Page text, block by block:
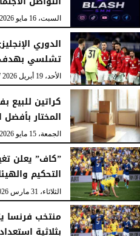
الإثنين، 22 يونيو 2026 12:11 مـالسبت، 16 مايو 2026
الدوري
تشلسي
الأحد، 19 أبريل 2026
المختار بأفضل
الجمعة، 15 مايو 2026
”كاف” يعلن
التحكيم
الثلاثاء، 31 مارس 2026
منتخب فرنسا
بثلاثية استعدادا